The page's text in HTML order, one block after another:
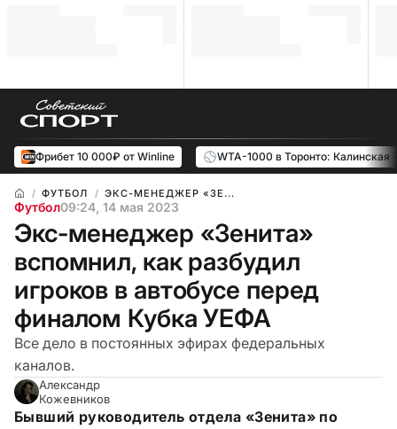
Фрибет 10 000₽ от Winline WTA-1000 в Торонто: Калинская
ФУТБОЛ ЭКС-МЕНЕДЖЕР «ЗЕ...
Футбол09:24, 14 мая 2023
Экс-менеджер «Зенита»
вспомнил, как разбудил
игроков в автобусе перед
финалом Кубка УЕФА
Все дело в постоянных эфирах федеральных
каналов.
Александр
Кожевников
Бывший руководитель отдела «Зенита» по